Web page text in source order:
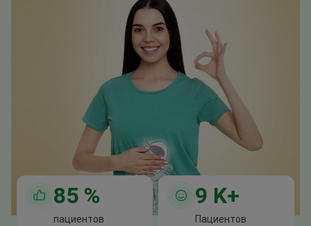
85 %
пациентов
9 K+
Пациентов